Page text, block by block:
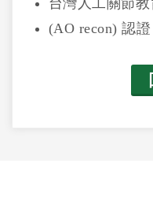
(AO recon) 認證